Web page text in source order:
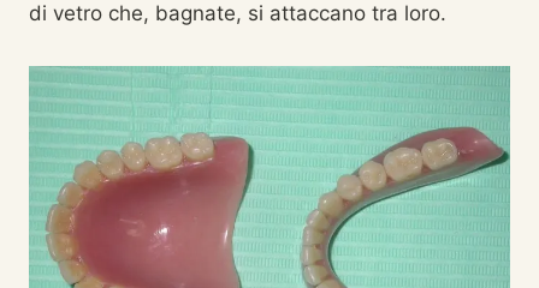
di vetro che, bagnate, si attaccano tra loro.